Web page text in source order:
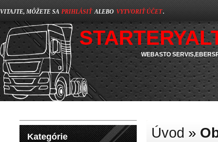
VITAJTE, MÔŽETE SA PRIHLÁSIŤ ALEBO VYTVORIŤ ÚČET.
WEBASTO
Kategórie Úvod »